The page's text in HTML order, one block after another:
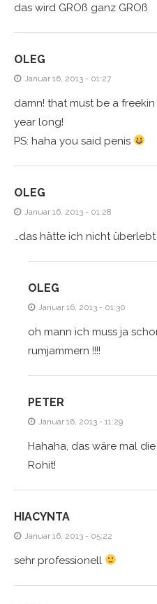
das wird GROß ganz GROß
OLEG
Januar 16, 2013 - 01:27
damn! that must be a
year long!
PS: haha you said penis
OLEG
Januar 16, 2013 - 01:28
…das hätte ich nicht überlebt
OLEG
Januar 16, 2013 - 01:30
oh mann ich muss ja
rumjammern !!!!
PETER
Januar 16, 2013 - 11:29
Hahaha, das wäre mal
Rohit!
HIACYNTA
Januar 16, 2013 - 05:22
sehr professionell